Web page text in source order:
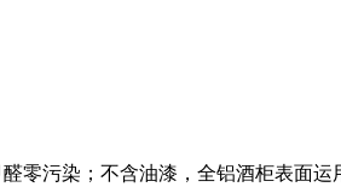
零污染；不含油漆，全铝酒柜表面